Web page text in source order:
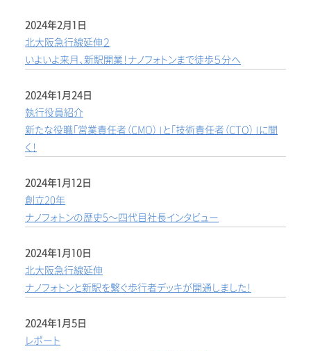
2024年2月1日
北大阪急行線延伸２
いよいよ来月、新駅開業！ナノフォトンまで徒歩５分へ
2024年1月24日
執行役員紹介
新たな役職「営業責任者（CMO）」と「技術責任者（CTO）」に聞
く！
2024年1月12日
創立20年
ナノフォトンの歴史5～四代目社長インタビュー
2024年1月10日
北大阪急行線延伸
ナノフォトンと新駅を繋ぐ歩行者デッキが開通しました！
2024年1月5日
レポート